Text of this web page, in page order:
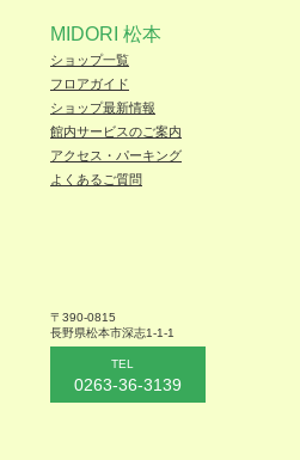
MIDORI 松本
ショップ一覧
フロアガイド
ショップ最新情報
館内サービスのご案内
アクセス・パーキング
よくあるご質問
〒390-0815
長野県松本市深志1-1-1
TEL
0263-36-3139